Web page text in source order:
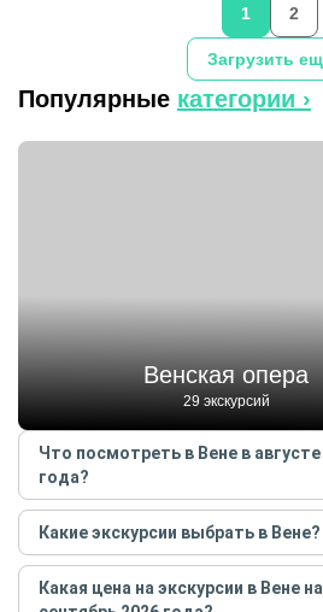
Загрузить
1 2
Популярные категории ›
Венская опера
29 экскурсий
Что посмотреть в Вене в
года?
Самые популярные местав
сентябре 2026года:
Венская опера
Какие экскурсии выбрать в Вене?
Самые популярные экскурсии
сентябре 2026года:
Какая цена на экскурсии в Вене